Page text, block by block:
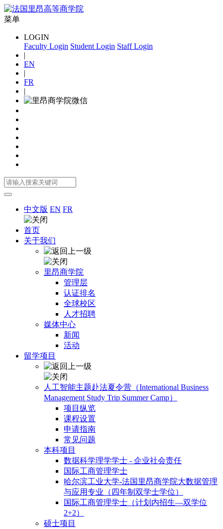
菜单
LOGIN
Faculty Login Student Login Staff Login
|
EN
|
FR
|
中文版 EN FR
首页
关于我们
里昂商学院
管理层
认证排名
全球校区
人才招聘
媒体中心
新闻
活动
留学项目
人工智能主题赴法夏令营（International Business
Management Study Trip Summer Camp）
项目纵览
课程设置
申请指南
常见问题
本科项目
数据科学理学学士 - 企业社会责任
国际工商管理学士
哈尔滨工业大学-法国里昂商学院大数据管理
与应用专业（四年制双学士学位）
国际工商管理学士（计划内招生—双学位
2+2）
硕士项目